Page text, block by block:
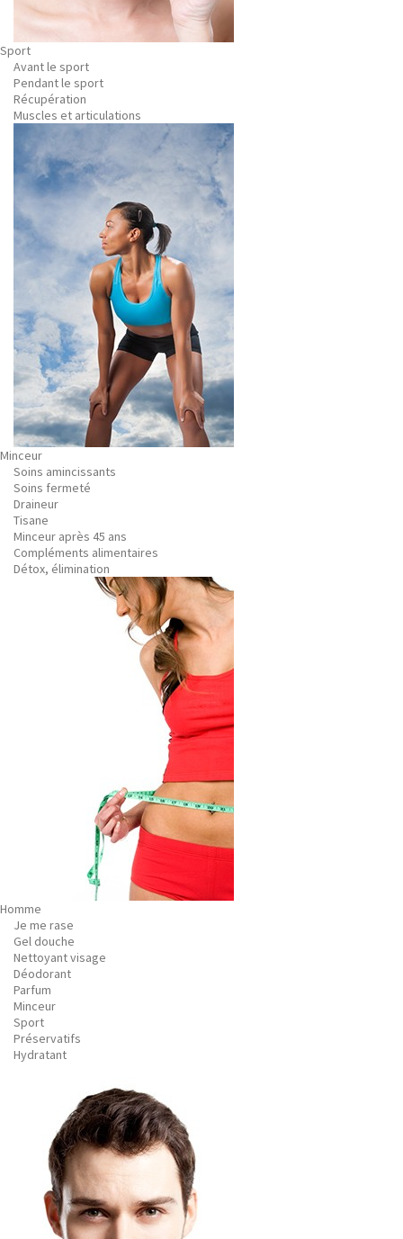
Sport
Avant le sport
Pendant le sport
Récupération
Muscles et articulations
Minceur
Soins amincissants
Soins fermeté
Draineur
Tisane
Minceur après 45 ans
Compléments alimentaires
Détox, élimination
Homme
Je me rase
Gel douche
Nettoyant visage
Déodorant
Parfum
Minceur
Sport
Préservatifs
Hydratant